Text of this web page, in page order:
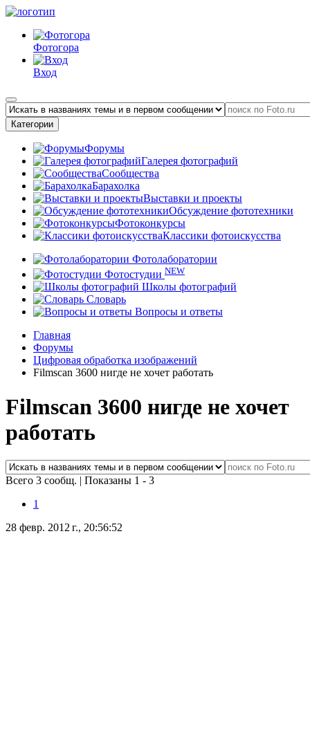
Фотогора
Вход
Категории
Форумы
Галерея фотографий
Сообщества
Барахолка
Выставки и проекты
Обсуждение фототехники
Фотоконкурсы
Классики фотоискусства
Фотолаборатории
Фотостудии NEW
Школы фотографий
Словарь
Вопросы и ответы
Главная
Форумы
Цифровая обработка изображений
Filmscan 3600 нигде не хочет работать
Filmscan 3600 нигде не хочет
работать
Всего 3 сообщ. | Показаны 1 - 3
1
28 февр. 2012 г., 20:56:52